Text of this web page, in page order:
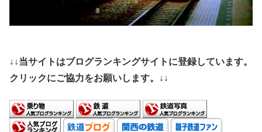
↓↓当サイトはブログランキングサイトに登録しています。
クリックにご協力をお願いします。↓↓